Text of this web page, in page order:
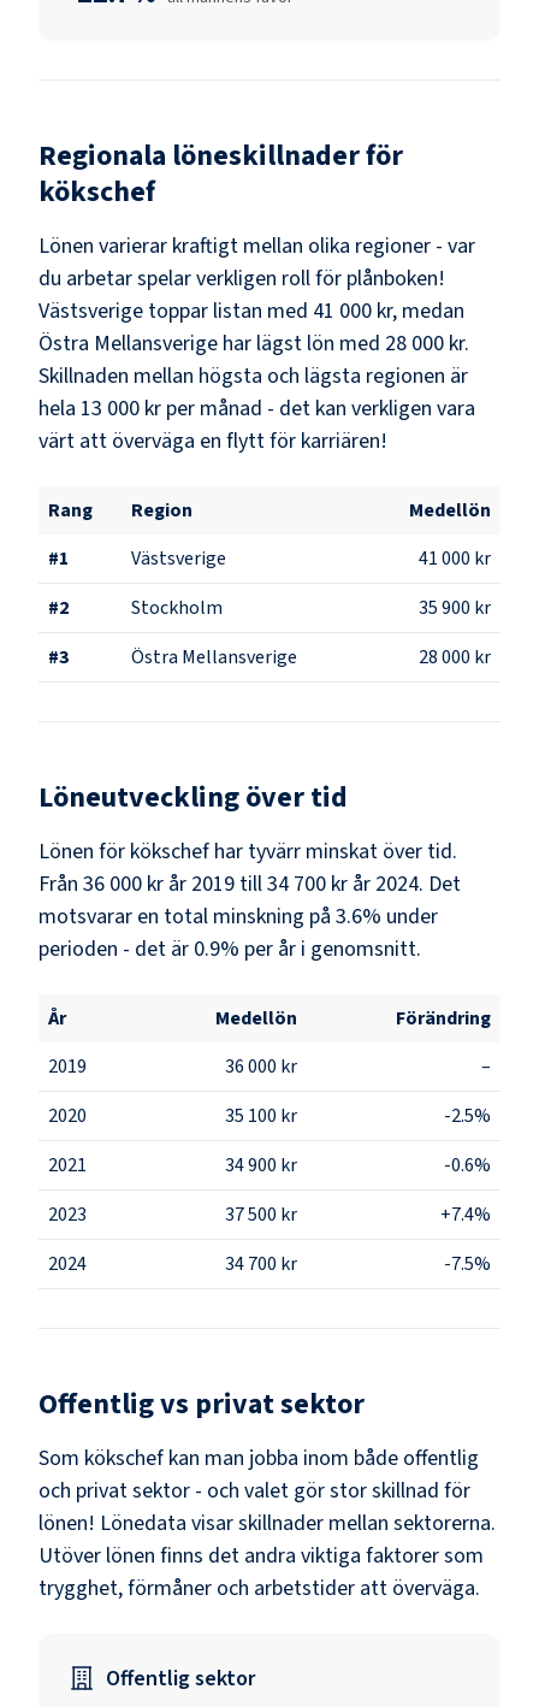
Regionala löneskillnader för
kökschef
Lönen varierar kraftigt mellan olika regioner - var
du arbetar spelar verkligen roll för plånboken!
Västsverige toppar listan med 41 000 kr, medan
Östra Mellansverige har lägst lön med 28 000 kr.
Skillnaden mellan högsta och lägsta regionen är
hela 13 000 kr per månad - det kan verkligen vara
värt att överväga en flytt för karriären!
Rang Region
Medellön
#1 Västsverige
41 000 kr
#2 Stockholm
35 900 kr
#3 Östra Mellansverige 28 000 kr
Löneutveckling över tid
Lönen för kökschef har tyvärr minskat över tid.
Från 36 000 kr år 2019 till 34 700 kr år 2024. Det
motsvarar en total minskning på 3.6% under
perioden - det är 0.9% per år i genomsnitt.
År Medellön
Förändring
2019
36 000 kr
–
2020
35 100 kr
-2.5%
2021
34 900 kr
-0.6%
2023
37 500 kr
+7.4%
2024
34 700 kr -7.5%
Offentlig vs privat sektor
Som kökschef kan man jobba inom både offentlig
och privat sektor - och valet gör stor skillnad för
lönen! Lönedata visar skillnader mellan sektorerna.
Utöver lönen finns det andra viktiga faktorer som
trygghet, förmåner och arbetstider att överväga.
Offentlig sektor